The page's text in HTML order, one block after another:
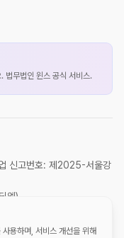
용하며, 서비스 개선을 위해
법무법인 윈스 공식 서비스.
신고번호: 제2025-서울강
엠)